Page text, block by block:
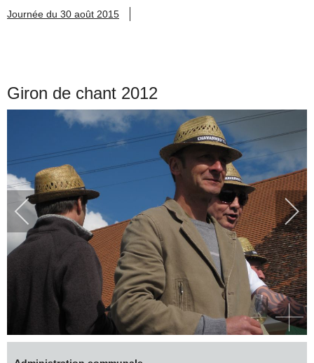
Journée du 30 août 2015
Giron de chant 2012